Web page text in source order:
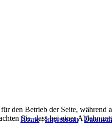
Home|Impressum|
den Betrieb der Seite,
Sie, dass bei einer